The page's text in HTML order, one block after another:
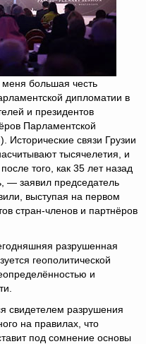
меня большая честь
дипломатии в
и президентов
Парламентской
связи Грузии
тысячелетия, и
того, как 35 лет назад
— заявил председатель
выступая на первом
стран-членов и партнёров
разрушенная
геополитической
и
свидетелем разрушения
на правилах, что
под сомнение основы